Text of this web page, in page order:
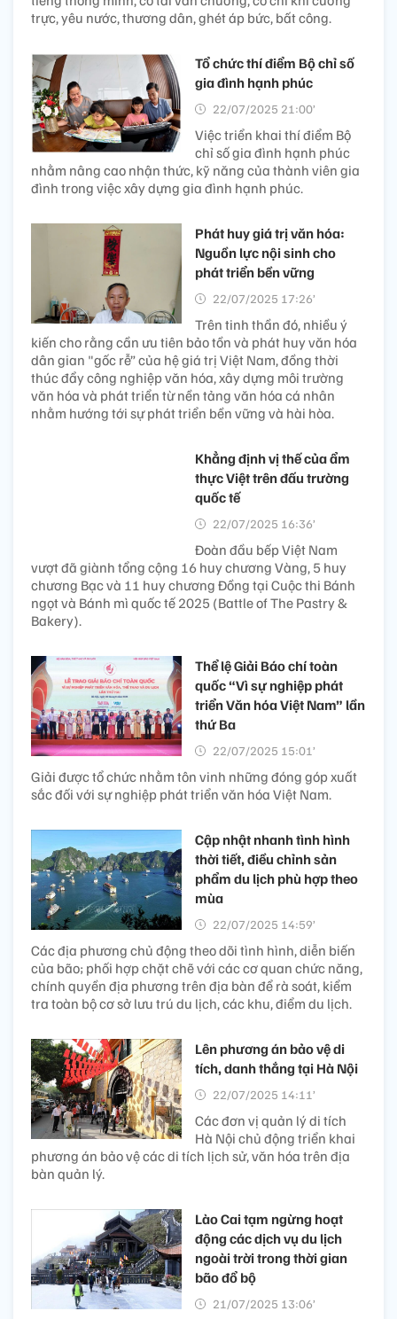
trực, yêu nước, thương dân, ghét áp bức, bất công.
Tổ chức thí điểm Bộ chỉ số
gia đình hạnh phúc
22/07/2025 21:00’
Việc triển khai thí điểm Bộ
chỉ số gia đình hạnh phúc
nhằm nâng cao nhận thức, kỹ năng của thành viên gia
đình trong việc xây dựng gia đình hạnh phúc.
Phát huy giá trị văn hóa:
Nguồn lực nội sinh cho
phát triển bền vững
22/07/2025 17:26’
Trên tinh thần đó, nhiều ý
kiến cho rằng cần ưu tiên bảo tồn và phát huy văn hóa
dân gian "gốc rễ” của hệ giá trị Việt Nam, đồng thời
thúc đẩy công nghiệp văn hóa, xây dựng môi trường
văn hóa và phát triển từ nền tảng văn hóa cá nhân
nhằm hướng tới sự phát triển bền vững và hài hòa.
Khẳng định vị thế của ẩm
thực Việt trên đấu trường
quốc tế
22/07/2025 16:36’
Đoàn đầu bếp Việt Nam
vượt đã giành tổng cộng 16 huy chương Vàng, 5 huy
chương Bạc và 11 huy chương Đồng tại Cuộc thi Bánh
ngọt và Bánh mì quốc tế 2025 (Battle of The Pastry &
Bakery).
Thể lệ Giải Báo chí toàn
quốc “Vì sự nghiệp phát
triển Văn hóa Việt Nam” lần
thứ Ba
22/07/2025 15:01’
Giải được tổ chức nhằm tôn vinh những đóng góp xuất
sắc đối với sự nghiệp phát triển văn hóa Việt Nam.
Cập nhật nhanh tình hình
thời tiết, điều chỉnh sản
phẩm du lịch phù hợp theo
mùa
22/07/2025 14:59’
Các địa phương chủ động theo dõi tình hình, diễn biến
của bão; phối hợp chặt chẽ với các cơ quan chức năng,
chính quyền địa phương trên địa bàn để rà soát, kiểm
tra toàn bộ cơ sở lưu trú du lịch, các khu, điểm du lịch.
Lên phương án bảo vệ di
tích, danh thắng tại Hà Nội
22/07/2025 14:11’
Các đơn vị quản lý di tích
Hà Nội chủ động triển khai
phương án bảo vệ các di tích lịch sử, văn hóa trên địa
bàn quản lý.
Lào Cai tạm ngừng hoạt
động các dịch vụ du lịch
ngoài trời trong thời gian
bão đổ bộ
21/07/2025 13:06’